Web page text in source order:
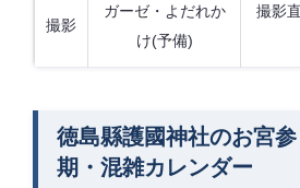
撮影
ガーゼ・よだれか
け(予備)
撮影
徳島縣護國神社のお宮
期・混雑カレンダー